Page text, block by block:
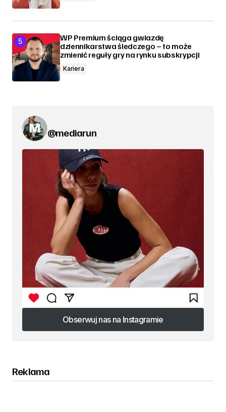
WP Premium ściąga gwiazdę
dziennikarstwa śledczego – to może
zmienić reguły gry na rynku subskrypcji
Kariera
@mediarun
Obserwuj nas na Instagramie
Obserwuj nas na Instagramie
Reklama